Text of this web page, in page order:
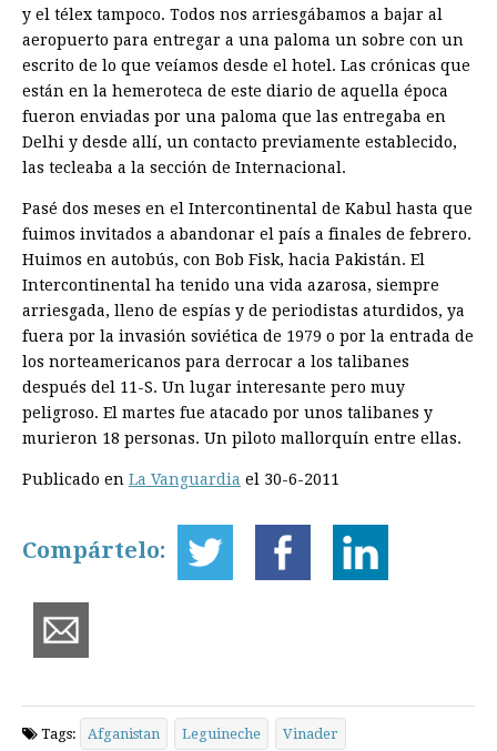
y el télex tampoco. Todos nos arriesgábamos a bajar al
aeropuerto para entregar a una paloma un sobre con un
escrito de lo que veíamos desde el hotel. Las crónicas que
están en la hemeroteca de este diario de aquella época
fueron enviadas por una paloma que las entregaba en
Delhi y desde allí, un contacto previamente establecido,
las tecleaba a la sección de Internacional.
Pasé dos meses en el Intercontinental de Kabul hasta que
fuimos invitados a abandonar el país a finales de febrero.
Huimos en autobús, con Bob Fisk, hacia Pakistán. El
Intercontinental ha tenido una vida azarosa, siempre
arriesgada, lleno de espías y de periodistas aturdidos, ya
fuera por la invasión soviética de 1979 o por la entrada de
los norteamericanos para derrocar a los talibanes
después del 11-S. Un lugar interesante pero muy
peligroso. El martes fue atacado por unos talibanes y
murieron 18 personas. Un piloto mallorquín entre ellas.
Publicado en La Vanguardia el 30-6-2011
Compártelo:
Tags: Afganistan Leguineche Vinader